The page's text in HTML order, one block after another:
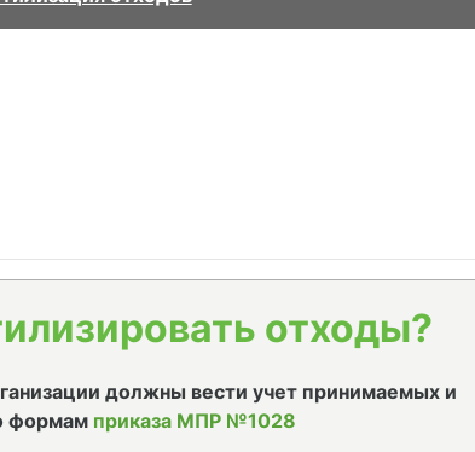
отходы?
должны вести учет принимаемых и
формам приказа МПР №1028